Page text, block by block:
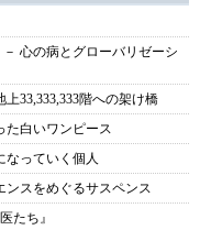
心の病とグローバリゼーシ
上33,333,333階への架け橋
た白いワンピース
なっていく個人
ンスをめぐるサスペンス
たち』